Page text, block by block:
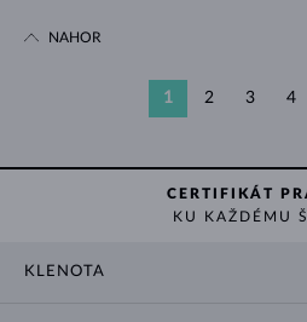
1 2 3 4
NAHOR
CERTIFIKÁT
KU KAŽDÉMU
KLENOTA